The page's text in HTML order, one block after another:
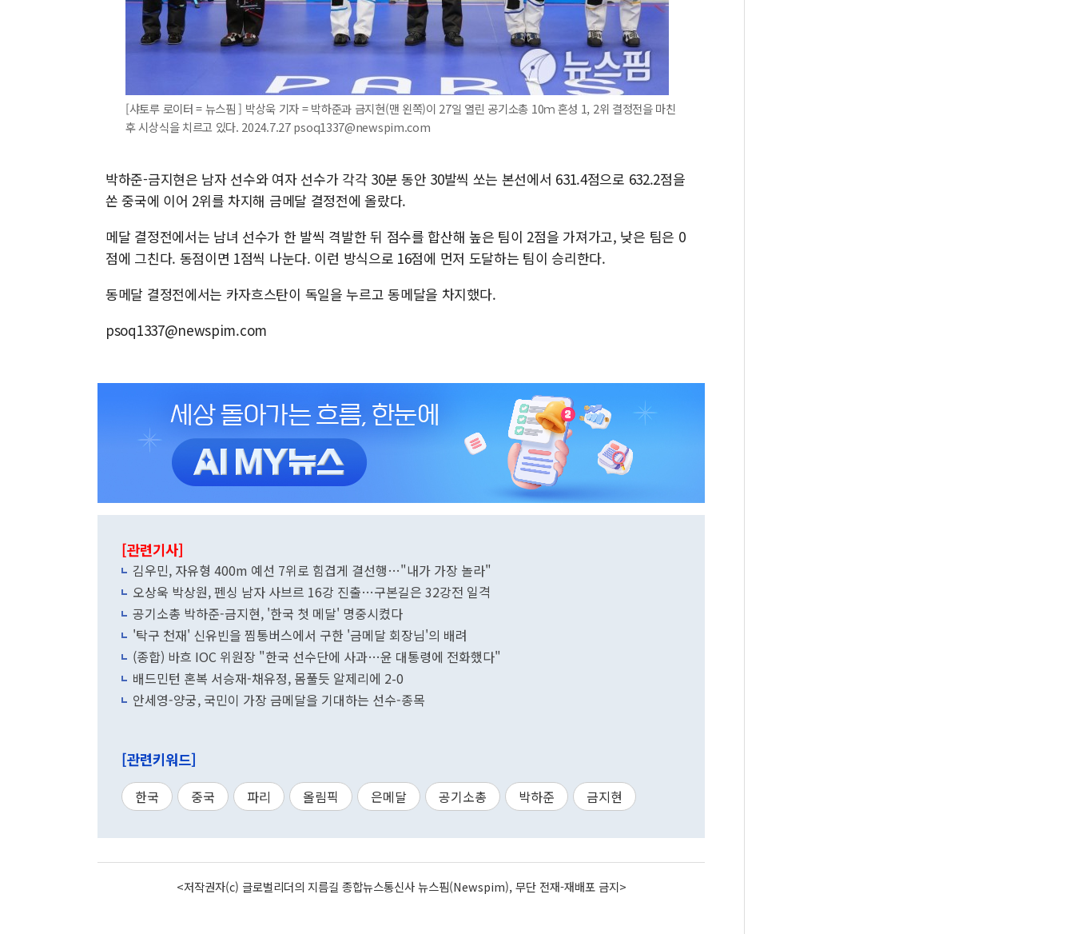
[샤토루 로이터 = 뉴스핌 ] 박상욱 기자 = 박하준과 금지현(맨 왼쪽)이 27일 열린 공기소총 10ｍ 혼성 1, 2위 결정전을 마친
후 시상식을 치르고 있다. 2024.7.27 psoq1337@newspim.com
박하준-금지현은 남자 선수와 여자 선수가 각각 30분 동안 30발씩 쏘는 본선에서 631.4점으로 632.2점을
쏜 중국에 이어 2위를 차지해 금메달 결정전에 올랐다.
메달 결정전에서는 남녀 선수가 한 발씩 격발한 뒤 점수를 합산해 높은 팀이 2점을 가져가고, 낮은 팀은 0
점에 그친다. 동점이면 1점씩 나눈다. 이런 방식으로 16점에 먼저 도달하는 팀이 승리한다.
동메달 결정전에서는 카자흐스탄이 독일을 누르고 동메달을 차지했다.
psoq1337@newspim.com
[관련기사]
김우민, 자유형 400m 예선 7위로 힘겹게 결선행…"내가 가장 놀라"
오상욱 박상원, 펜싱 남자 사브르 16강 진출…구본길은 32강전 일격
공기소총 박하준-금지현, '한국 첫 메달' 명중시켰다
'탁구 천재' 신유빈을 찜통버스에서 구한 '금메달 회장님'의 배려
(종합) 바흐 IOC 위원장 "한국 선수단에 사과…윤 대통령에 전화했다"
배드민턴 혼복 서승재-채유정, 몸풀듯 알제리에 2-0
안세영-양궁, 국민이 가장 금메달을 기대하는 선수-종목
[관련키워드]
한국 중국 파리 올림픽 은메달 공기소총 박하준 금지현
<저작권자(c) 글로벌리더의 지름길 종합뉴스통신사 뉴스핌(Newspim), 무단 전재-재배포 금지>